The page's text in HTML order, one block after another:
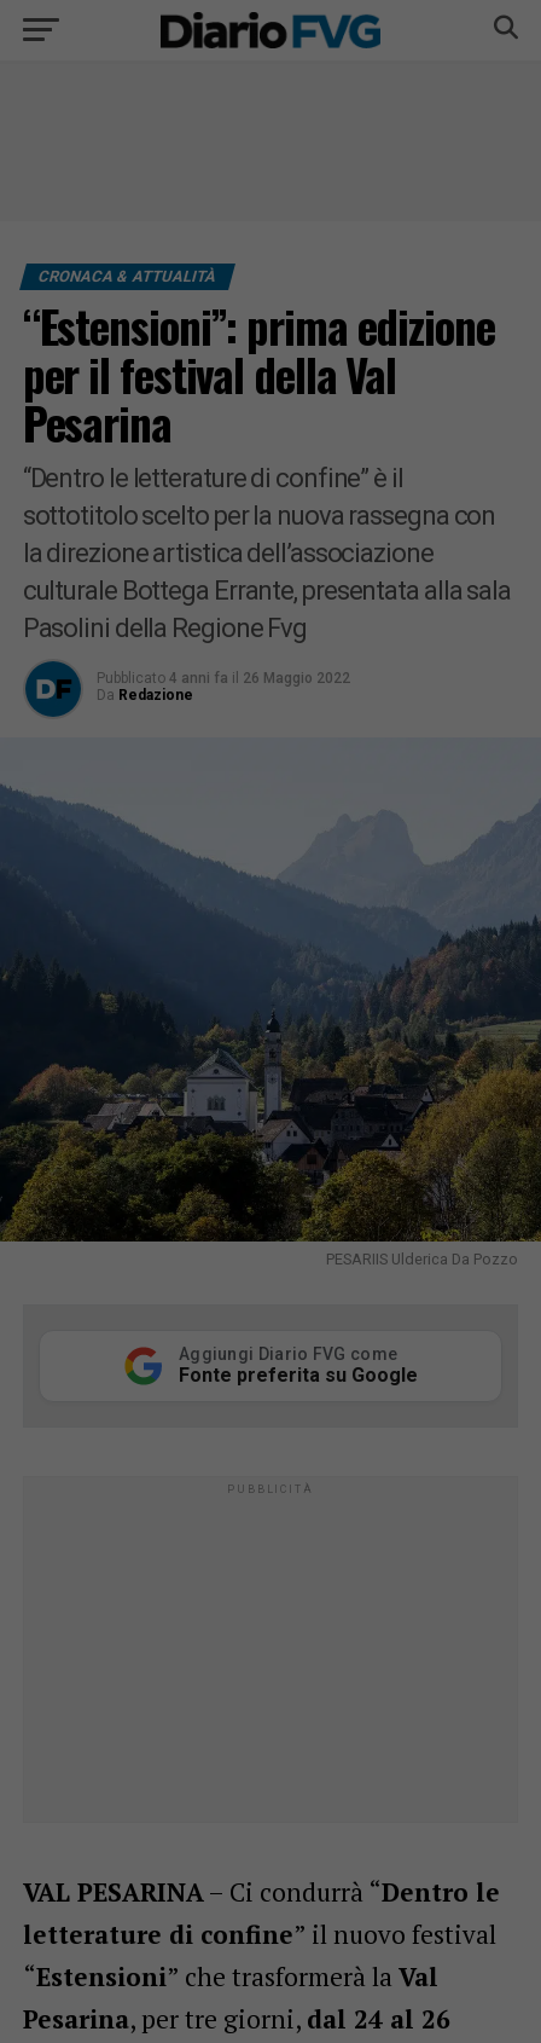
CRONACA & ATTUALITÀ
“Estensioni”: prima edizione
per il festival della Val
Pesarina
“Dentro le letterature di confine” è il
sottotitolo scelto per la nuova rassegna con
la direzione artistica dell’associazione
culturale Bottega Errante, presentata alla sala
Pasolini della Regione Fvg
Pubblicato 4 anni fa il 26 Maggio 2022
Da Redazione
PESARIIS Ulderica Da Pozzo
Aggiungi Diario FVG come
Fonte preferita su Google
VAL PESARINA– Ci condurrà “Dentro le
letterature di confine” il nuovo festival
“Estensioni” che trasformerà la Val
Pesarina, per tre giorni, dal 24 al 26